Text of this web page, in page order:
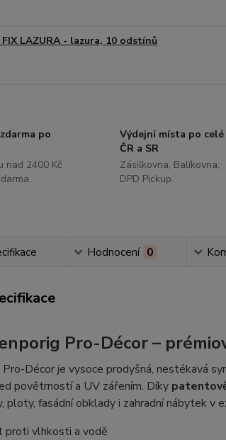
FIX LAZURA - lazura, 10 odstínů
po
nad 2400 Kč
Výdejní místa po celé
ČR a SR
Zásilkovna, Balíkovna,
DPD Pickup.
Hodnocení 0
Pro-Décor –
Décor je vysoce prodyšná, nestékavá
povětrností a UV zářením. Díky
ploty, fasádní obklady i zahradní nábytek v
proti vlhkosti a vodě